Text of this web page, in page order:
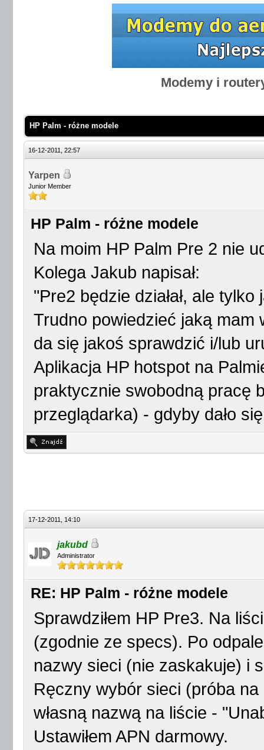
Modemy i
HP Palm - różne modele
16-12-2011, 22:57
Yarpen
Junior Member
HP Palm - różne modele
Na moim HP Palm Pre 2 nie
Kolega Jakub napisał:
"Pre2 będzie działał, ale
Trudno powiedzieć jaką mam
da się jakoś sprawdzić i/lub
Aplikacja HP hotspot na
praktycznie swobodną pracę
przeglądarka) - gdyby dało
17-12-2011, 14:10
jakubd
Administrator
RE: HP Palm - różne modele
Sprawdziłem HP Pre3. Na
(zgodnie ze specs). Po
nazwy sieci (nie zaskakuje) i
Ręczny wybór sieci (próba
własną nazwą na liście -
Ustawiłem APN darmowy.